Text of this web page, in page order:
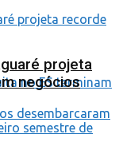
projeta
negócios